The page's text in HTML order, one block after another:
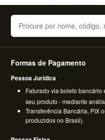
Buscar
Formas de Pagamento
Pessoa Jurídica
Faturado via boleto bancário
seu produto - mediante
Transferência Bancária, PIX
produzidos no Brasil).